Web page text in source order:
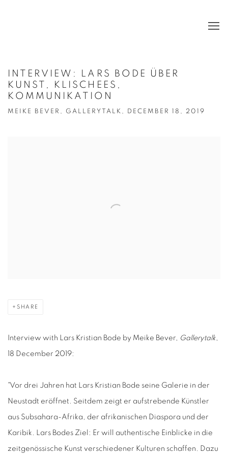
INTERVIEW: LARS BODE ÜBER
KUNST, KLISCHEES,
KOMMUNIKATION
MEIKE BEVER, GALLERYTALK, DECEMBER 18, 2019
SHARE
Interview with Lars Kristian Bode by Meike Bever, Gallerytalk,
18 December 2019:
"Vor drei Jahren hat Lars Kristian Bode seine Galerie in der
Neustadt eröffnet. Seitdem zeigt er aufstrebende Künstler
aus Subsahara-Afrika, der afrikanischen Diaspora und der
Karibik. Lars Bodes Ziel: Er will authentische Einblicke in die
zeitgenössische Kunst verschiedener Kulturen schaffen. Dazu